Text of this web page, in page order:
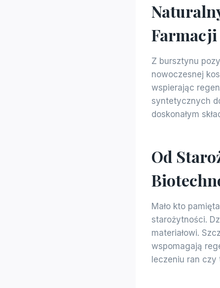
Farmacji
Z bursztynu
nowoczesnej
wspierając
syntetycznych
doskonałym
Od
Mało kto
starożytności.
materiałowi.
wspomagają
leczeniu ran